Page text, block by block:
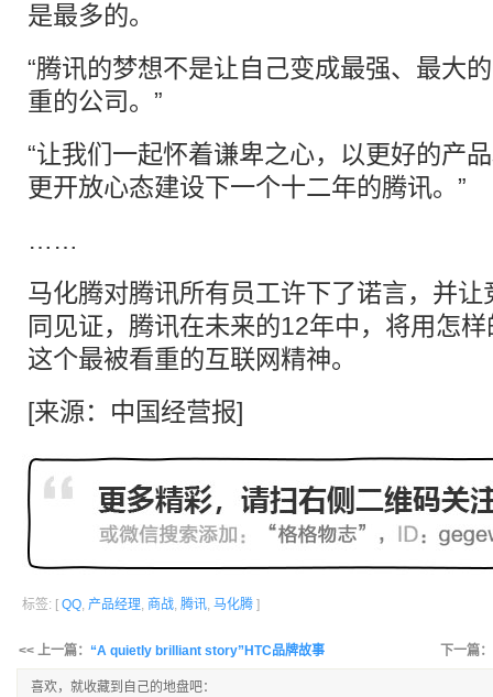
是最多的。
“腾讯的梦想不是让自己变成最强、最大
重的公司。”
“让我们一起怀着谦卑之心，以更好的产
更开放心态建设下一个十二年的腾讯。”
……
马化腾对腾讯所有员工许下了诺言，并
同见证，腾讯在未来的12年中，将用怎
这个最被看重的互联网精神。
[来源：中国经营报]
标签: [ QQ, 产品经理, 商战, 腾讯, 马化腾 ]
<< 上一篇： “A quietly brilliant story”HTC品牌故事 下一篇：
喜欢，就收藏到自己的地盘吧：